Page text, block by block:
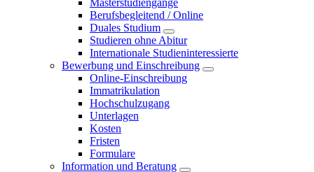
Masterstudiengänge
Berufsbegleitend / Online
Duales Studium
Studieren ohne Abitur
Internationale Studieninteressierte
Bewerbung und Einschreibung
Online-Einschreibung
Immatrikulation
Hochschulzugang
Unterlagen
Kosten
Fristen
Formulare
Information und Beratung